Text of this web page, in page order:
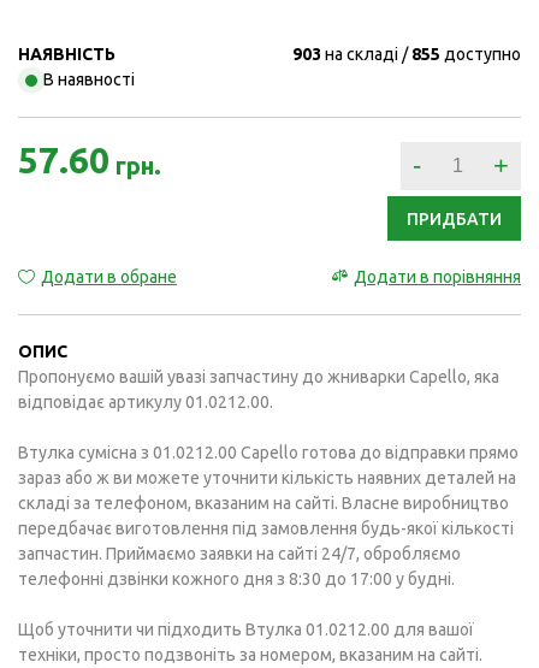
НАЯВНІСТЬ
В наявності
903 на складі 855 доступно
57.60 грн. - +
ПРИДБАТИ
Додати в обране Додати в порівняння
ОПИС
Пропонуємо вашій увазі запчастину до жниварки Capello, яка
відповідає артикулу 01.0212.00.
Втулка сумісна з 01.0212.00 Capello готова до відправки прямо
зараз або ж ви можете уточнити кількість наявних деталей на
складі за телефоном, вказаним на сайті. Власне виробництво
передбачає виготовлення під замовлення будь-якої кількості
запчастин. Приймаємо заявки на сайті 24/7, обробляємо
телефонні дзвінки кожного дня з 8:30 до 17:00 у будні.
Щоб уточнити чи підходить Втулка 01.0212.00 для вашої
техніки, просто подзвоніть за номером, вказаним на сайті.